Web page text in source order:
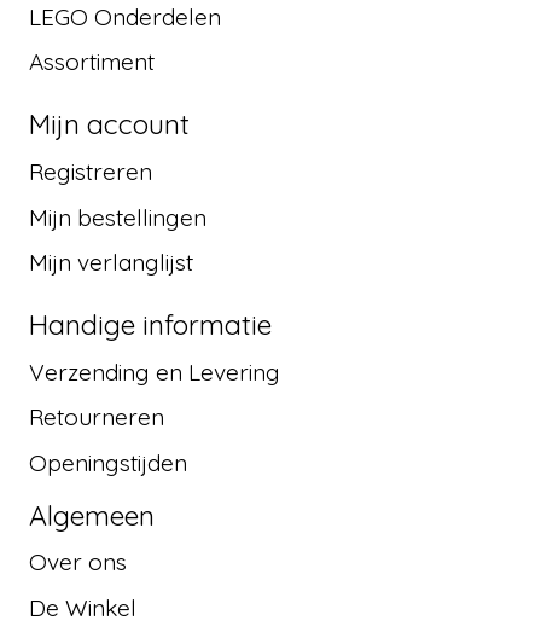
LEGO Onderdelen
Assortiment
Mijn account
Registreren
Mijn bestellingen
Mijn verlanglijst
Handige informatie
Verzending en Levering
Retourneren
Openingstijden
Algemeen
Over ons
De Winkel